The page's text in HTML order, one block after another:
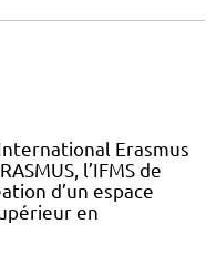
Erasmus
l’IFMS de
d’un espace
en